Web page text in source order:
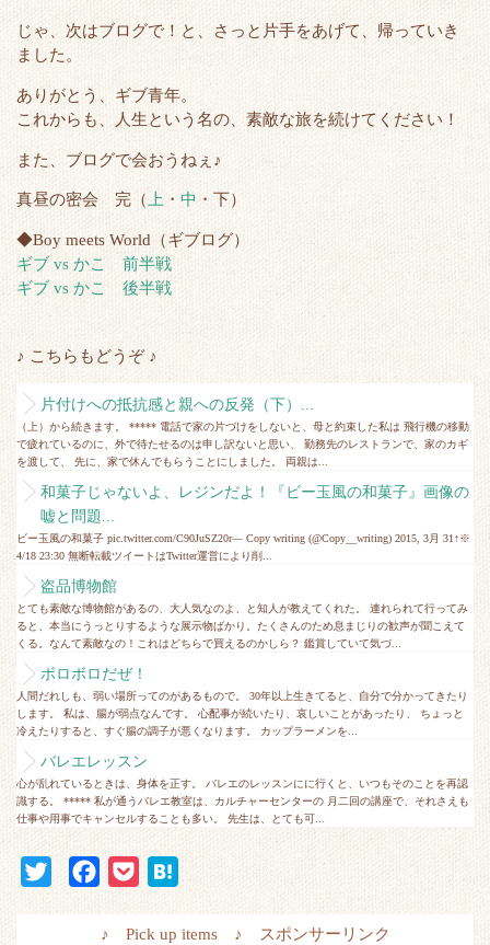
じゃ、次はブログで！と、さっと片手をあげて、帰っていき
ました。
ありがとう、ギブ青年。
これからも、人生という名の、素敵な旅を続けてください！
また、ブログで会おうねぇ♪
真昼の密会 完（上 ・ 中 ・下）
◆Boy meets World（ギブログ）
ギブ vs かこ 前半戦
ギブ vs かこ 後半戦
♪ こちらもどうぞ ♪
片付けへの抵抗感と親への反発（下）...
（上）から続きます。 ***** 電話で家の片づけをしないと、母と約束した私は 飛行機の移動
で疲れているのに、外で待たせるのは申し訳ないと思い、 勤務先のレストランで、家のカギ
を渡して、 先に、家で休んでもらうことにしました。 両親は...
和菓子じゃないよ、レジンだよ！『ビー玉風の和菓子』画像の
嘘と問題...
ビー玉風の和菓子 pic.twitter.com/C90JuSZ20r— Copy writing (@Copy__writing) 2015, 3月 31↑※
4/18 23:30 無断転載ツイートはTwitter運営により削...
盗品博物館
とても素敵な博物館があるの、大人気なのよ、と知人が教えてくれた。 連れられて行ってみ
ると、本当にうっとりするような展示物ばかり。たくさんのため息まじりの歓声が聞こえて
くる。なんて素敵なの！これはどちらで買えるのかしら？ 鑑賞していて気づ...
ボロボロだぜ！
人間だれしも、弱い場所ってのがあるもので。 30年以上生きてると、自分で分かってきたり
します。 私は、腸が弱点なんです。 心配事が続いたり、哀しいことがあったり、 ちょっと
冷えたりすると、すぐ腸の調子が悪くなります。 カップラーメンを...
バレエレッスン
心が乱れているときは、身体を正す。 バレエのレッスンにに行くと、いつもそのことを再認
識する。 ***** 私が通うバレエ教室は、カルチャーセンターの 月二回の講座で、それさえも
仕事や用事でキャンセルすることも多い。 先生は、とても可...
c
c
t
♪ Pick up items ♪ スポンサーリンク